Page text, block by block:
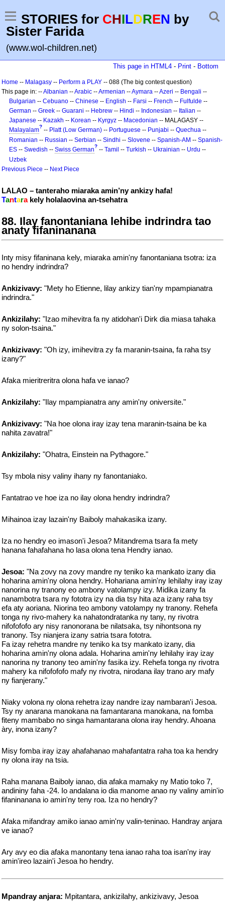
STORIES for CHILDREN by
Sister Farida
(www.wol-children.net)
This page in HTML4 - Print - Bottom
Home -- Malagasy -- Perform a PLAY -- 088 (The big contest question)
This page in: --Albanian --Arabic --Armenian --Aymara --Azeri -- Bengali --
Bulgarian -- Cebuano -- Chinese -- English -- Farsi -- French -- Fulfulde --
German -- Greek -- Guarani -- Hebrew -- Hindi -- Indonesian -- Italian --
Japanese -- Kazakh -- Korean -- Kyrgyz -- Macedonian -- MALAGASY --
Malayalam? -- Platt (Low German) -- Portuguese -- Punjabi -- Quechua --
Romanian -- Russian -- Serbian -- Sindhi -- Slovene -- Spanish-AM -- Spanish-
ES -- Swedish -- Swiss German? -- Tamil -- Turkish -- Ukrainian -- Urdu --
Uzbek
Previous Piece -- Next Piece
LALAO – tanteraho miaraka amin’ny ankizy hafa!
Tantarakely holalaovina an-tsehatra
88. Ilay fanontaniana lehibe indrindra tao
anaty fifaninanana
Inty misy fifaninana kely, miaraka amin'ny fanontaniana tsotra: iza
no hendry indrindra?
Ankizivavy: "Mety ho Etienne, lilay ankizy tian'ny mpampianatra
indrindra."
Ankizilahy: "Izao mihevitra fa ny atidohan'i Dirk dia miasa tahaka
ny solon-tsaina."
Ankizivavy: "Oh izy, imihevitra zy fa maranin-tsaina, fa raha tsy
izany?"
Afaka mieritreritra olona hafa ve ianao?
Ankizilahy: "Ilay mpampianatra any amin'ny oniversite."
Ankizivavy: "Na hoe olona iray izay tena maranin-tsaina be ka
nahita zavatra!"
Ankizilahy: "Ohatra, Einstein na Pythagore."
Tsy mbola nisy valiny ihany ny fanontaniako.
Fantatrao ve hoe iza no ilay olona hendry indrindra?
Mihainoa izay lazain'ny Baiboly mahakasika izany.
Iza no hendry eo imason'i Jesoa? Mitandrema tsara fa mety
hanana fahafahana ho lasa olona tena Hendry ianao.
Jesoa: "Na zovy na zovy mandre ny teniko ka mankato izany dia
hoharina amin'ny olona hendry. Hohariana amin'ny lehilahy iray izay
nanorina ny tranony eo ambony vatolampy izy. Midika izany fa
nanambotra tsara ny fototra izy na dia tsy hita aza izany raha tsy
efa aty aoriana. Niorina teo ambony vatolampy ny tranony. Rehefa
tonga ny rivo-mahery ka nahatondratanka ny tany, ny rivotra
nifofofofo ary nisy ranonorana be nilatsaka, tsy nihontsona ny
tranony. Tsy nianjera izany satria tsara fototra.
Fa izay rehetra mandre ny teniko ka tsy mankato izany, dia
hoharina amin'ny olona adala. Hoharina amin'ny lehilahy iray izay
nanorina ny tranony teo amin'ny fasika izy. Rehefa tonga ny rivotra
mahery ka nifofofofo mafy ny rivotra, nirodana ilay trano ary mafy
ny fianjerany."
Niaky volona ny olona rehetra izay nandre izay nambaran'i Jesoa.
Tsy ny anarana manokana na famantarana manokana, na fomba
fiteny mambabo no singa hamantarana olona iray hendry. Ahoana
àry, inona izany?
Misy fomba iray izay ahafahanao mahafantatra raha toa ka hendry
ny olona iray na tsia.
Raha manana Baiboly ianao, dia afaka mamaky ny Matio toko 7,
andininy faha -24. Io andalana io dia manome anao ny valiny amin'io
fifaninanana io amin'ny teny roa. Iza no hendry?
Afaka mifandray amiko ianao amin'ny valin-teninao. Handray anjara
ve ianao?
Ary avy eo dia afaka manontany tena ianao raha toa isan'ny iray
amin'ireo lazain'i Jesoa ho hendry.
Mpandray anjara: Mpitantara, ankizilahy, ankizivavy, Jesoa